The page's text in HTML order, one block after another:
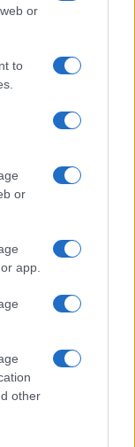
or
to
or
app.
other